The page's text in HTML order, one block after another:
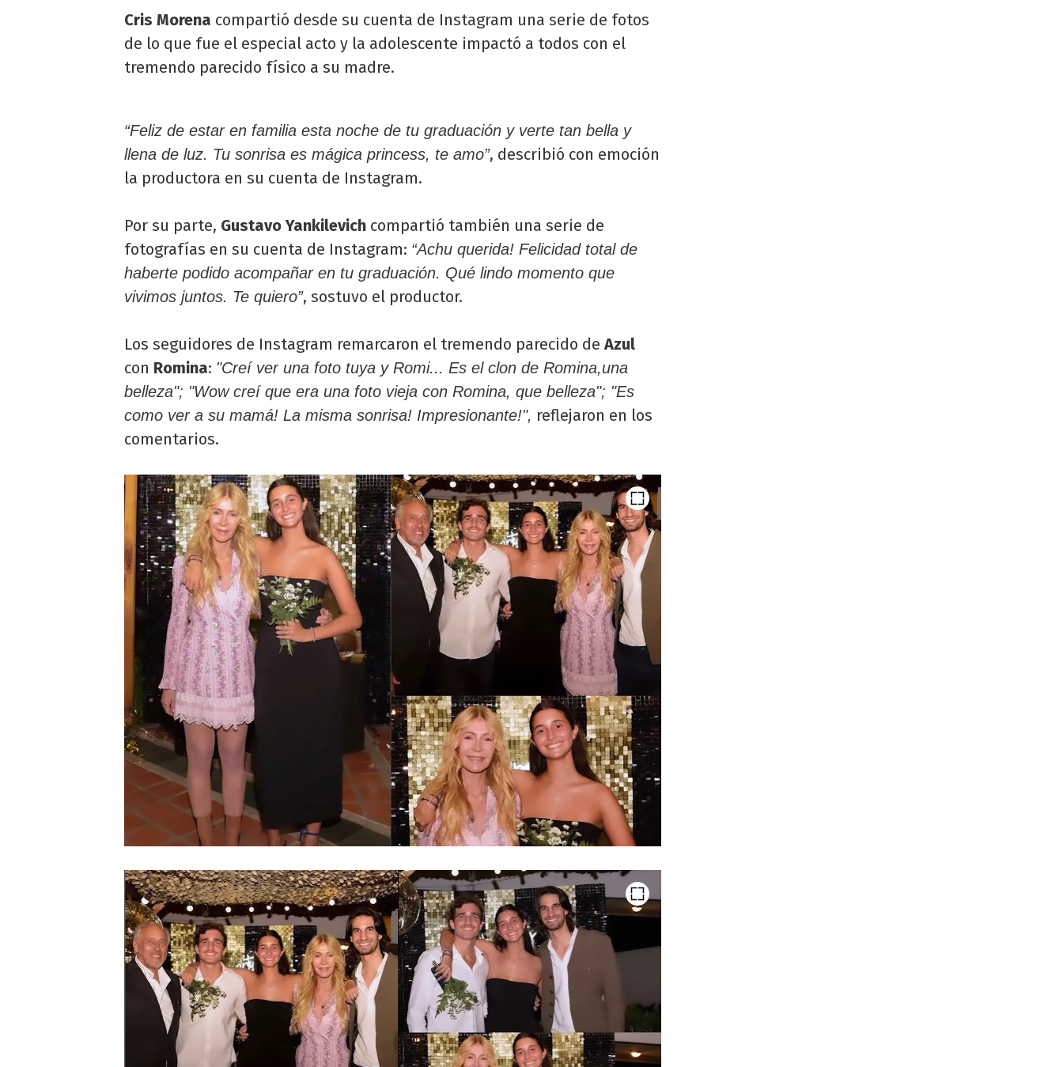
Cris Morena compartió desde su cuenta de Instagram una serie de fotos
de lo que fue el especial acto y la adolescente impactó a todos con el
tremendo parecido físico a su madre.
“Feliz de estar en familia esta noche de tu graduación y verte tan bella y
llena de luz. Tu sonrisa es mágica princess, te amo”, describió con emoción
la productora en su cuenta de Instagram.
Por su parte, Gustavo Yankilevich compartió también una serie de
fotografías en su cuenta de Instagram: “Achu querida! Felicidad total de
haberte podido acompañar en tu graduación. Qué lindo momento que
vivimos juntos. Te quiero”, sostuvo el productor.
Los seguidores de Instagram remarcaron el tremendo parecido deAzul
con Romina: "Creí ver una foto tuya y Romi... Es el clon de Romina,una
belleza"; "Wow creí que era una foto vieja con Romina, que belleza"; "Es
como ver a su mamá! La misma sonrisa! Impresionante!", reflejaron en los
comentarios.